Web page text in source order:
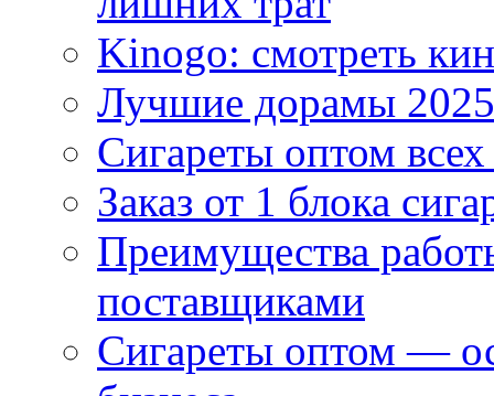
Kinogo: смотреть
Лучшие дорамы
Сигареты оптом
Заказ от 1 блока
Преимущества
поставщиками
Сигареты оптом —